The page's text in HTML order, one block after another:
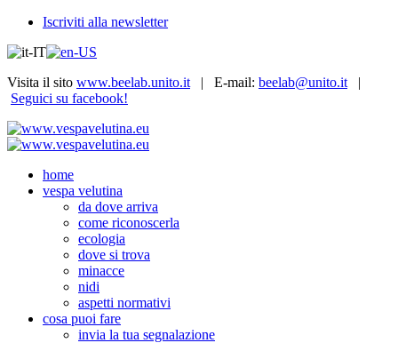
Iscriviti alla newsletter
Visita il sito www.beelab.unito.it | E-mail: beelab@unito.it |
Seguici su facebook!
home
vespa velutina
da dove arriva
come riconoscerla
ecologia
dove si trova
minacce
nidi
aspetti normativi
cosa puoi fare
invia la tua segnalazione